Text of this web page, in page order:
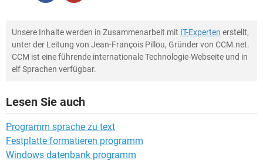
Unsere Inhalte werden in Zusammenarbeit mit IT-Experten erstellt,
unter der Leitung von Jean-François Pillou, Gründer von CCM.net.
CCM ist eine führende internationale Technologie-Webseite und in
elf Sprachen verfügbar.
Lesen Sie auch
Programm sprache zu text
Festplatte formatieren programm
Windows datenbank programm